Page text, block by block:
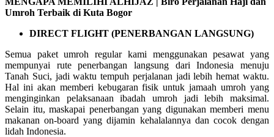
Umroh Terbaik di Kuta Bogor
DIRECT FLIGHT (PENERBANGAN LANGSUNG)
Semua paket umroh regular kami menggunakan pesawat yang
mempunyai rute penerbangan langsung dari Indonesia menuju
Tanah Suci, jadi waktu tempuh perjalanan jadi lebih hemat waktu.
Hal ini akan memberi kebugaran fisik untuk jamaah umroh yang
menginginkan pelaksanaan ibadah umroh jadi lebih maksimal.
Selain itu, maskapai penerbangan yang digunakan memberi menu
makanan on-board yang dijamin kehalalannya dan cocok dengan
lidah Indonesia.